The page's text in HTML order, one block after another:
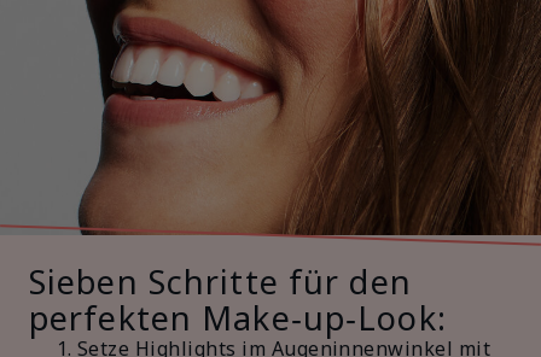
Sieben Schritte für den
perfekten Make‑up‑Look:
Setze Highlights im Augeninnenwinkel mit